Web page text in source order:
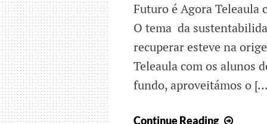
Futuro é Agora Teleaula
O tema da
recuperar esteve na
Teleaula com os alunos
fundo, aproveitámos o
Continue Reading